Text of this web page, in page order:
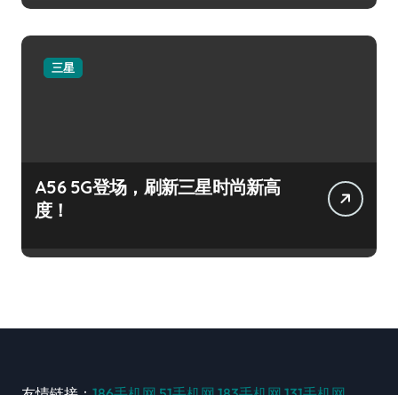
三星
A56 5G登场，刷新三星时尚新高
度！